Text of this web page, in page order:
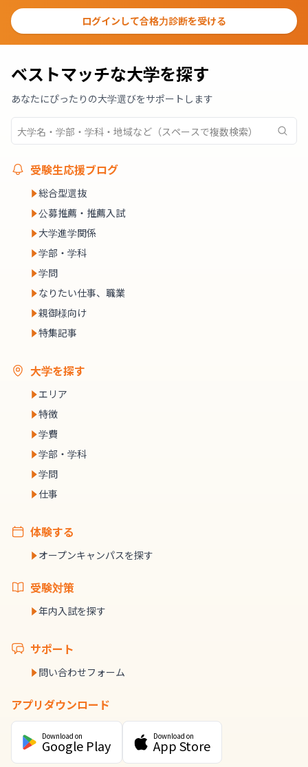
ログインして合格力診断を受ける
ベストマッチな大学を探す
あなたにぴったりの大学選びをサポートします
受験生応援ブログ
総合型選抜
公募推薦・推薦入試
大学進学関係
学部・学科
学問
なりたい仕事、職業
親御様向け
特集記事
大学を探す
エリア
特徴
学費
学部・学科
学問
仕事
体験する
オープンキャンパスを探す
受験対策
年内入試を探す
サポート
問い合わせフォーム
アプリダウンロード
Download on
Google Play
Download on
App Store